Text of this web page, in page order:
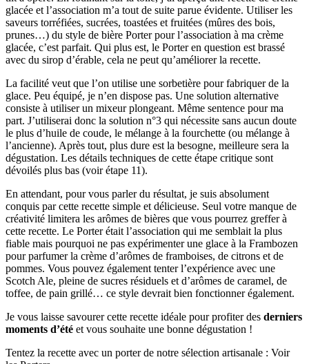
glacée et l’association m’a tout de suite parue évidente. Utiliser les
saveurs torréfiées, sucrées, toastées et fruitées (mûres des bois,
prunes…) du style de bière Porter pour l’association à ma crème
glacée, c’est parfait. Qui plus est, le Porter en question est brassé
avec du sirop d’érable, cela ne peut qu’améliorer la recette.
La facilité veut que l’on utilise une sorbetière pour fabriquer de la
glace. Peu équipé, je n’en dispose pas. Une solution alternative
consiste à utiliser un mixeur plongeant. Même sentence pour ma
part. J’utiliserai donc la solution n°3 qui nécessite sans aucun doute
le plus d’huile de coude, le mélange à la fourchette (ou mélange à
l’ancienne). Après tout, plus dure est la besogne, meilleure sera la
dégustation. Les détails techniques de cette étape critique sont
dévoilés plus bas (voir étape 11).
En attendant, pour vous parler du résultat, je suis absolument
conquis par cette recette simple et délicieuse. Seul votre manque de
créativité limitera les arômes de bières que vous pourrez greffer à
cette recette. Le Porter était l’association qui me semblait la plus
fiable mais pourquoi ne pas expérimenter une glace à la Frambozen
pour parfumer la crème d’arômes de framboises, de citrons et de
pommes. Vous pouvez également tenter l’expérience avec une
Scotch Ale, pleine de sucres résiduels et d’arômes de caramel, de
toffee, de pain grillé… ce style devrait bien fonctionner également.
Je vous laisse savourer cette recette idéale pour profiter des derniers
moments d’été et vous souhaite une bonne dégustation !
Tentez la recette avec un porter de notre sélection artisanale : Voir